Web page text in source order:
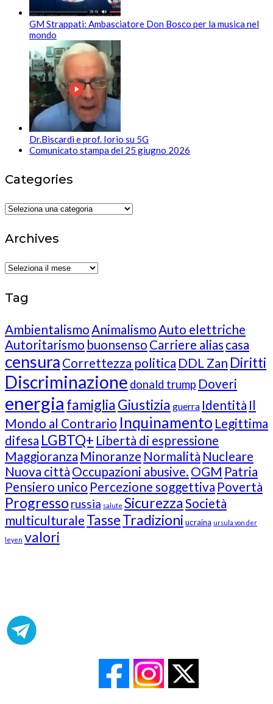
GM Strappati: Ambasciatore Don Bosco per la musica nel
mondo
Dr.Biscardi e prof. Iorio su 5G
Comunicato stampa del 25 giugno 2026
Categories
Categories
Archives
Archives
Tag
Ambientalismo Animalismo Auto elettriche
Autoritarismo buonsenso Carriere alias casa
censura Correttezza politica DDL Zan Diritti
Discriminazione donald trump Doveri
energia famigliaGiustizia guerra Identità Il
Mondo al Contrario Inquinamento Legittima
difesa LGBTQ+ Libertà di espressione
Maggioranza Minoranze Normalità Nucleare
Nuova città Occupazioni abusive. OGM Patria
Pensiero unico Percezione soggettiva Povertà
Progresso russia salute SicurezzaSocietà
multiculturale TasseTradizioni ucraina ursula von der
leyen valori